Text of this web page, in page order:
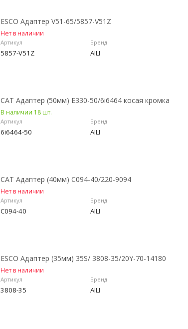
ESCO Адаптер V51-65/5857-V51Z
Нет в наличии
Артикул
5857-V51Z
Бренд
AILI
CAT Адаптер (50мм) E330-50/6i6464 косая кромка
В наличии 18 шт.
Артикул
6i6464-50
Бренд
AILI
CAT Адаптер (40мм) C094-40/220-9094
Нет в наличии
Артикул
C094-40
Бренд
AILI
ESCO Адаптер (35мм) 35S/ 3808-35/20Y-70-14180
Нет в наличии
Артикул
3808-35
Бренд
AILI